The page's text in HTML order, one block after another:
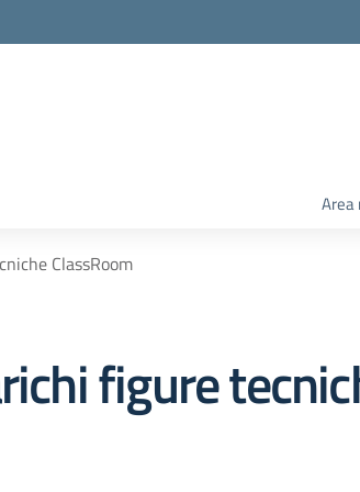
Area
ClassRoom
figure